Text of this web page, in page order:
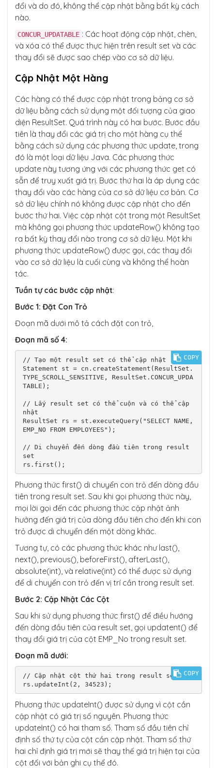
đổi và do đó, không thể cập nhật bằng bất kỳ cách
nào.
CONCUR_UPDATABLE : Các hoạt động cập nhật, chèn,
và xóa có thể được thực hiện trên result set và các
thay đổi sẽ được sao chép vào cơ sở dữ liệu.
Cập Nhật Một Hàng
Các hàng có thể được cập nhật trong bảng cơ sở
dữ liệu bằng cách sử dụng một đối tượng của giao
diện ResultSet. Quá trình này có hai bước. Bước đầu
tiên là thay đổi các giá trị cho một hàng cụ thể
bằng cách sử dụng các phương thức update, trong
đó là một loại dữ liệu Java. Các phương thức
update này tương ứng với các phương thức get có
sẵn để truy xuất giá trị. Bước thứ hai là áp dụng các
thay đổi vào các hàng của cơ sở dữ liệu cơ bản. Cơ
sở dữ liệu chính nó không được cập nhật cho đến
bước thứ hai. Việc cập nhật cột trong một ResultSet
mà không gọi phương thức updateRow() không tạo
ra bất kỳ thay đổi nào trong cơ sở dữ liệu. Một khi
phương thức updateRow() được gọi, các thay đổi
vào cơ sở dữ liệu là cuối cùng và không thể hoàn
tác.
Tuần tự các bước cập nhật:
Bước 1: Đặt Con Trỏ
Đoạn mã dưới mô tả cách đặt con trỏ,
Đoạn mã số 4:
// Tạo một result set có thể cập nhật
Statement st = cn.createStatement(ResultSet.
TYPE_SCROLL_SENSITIVE, ResultSet.CONCUR_UPDA
TABLE);
// Lấy result set có thể cuộn và có thể cập
nhật
ResultSet rs = st.executeQuery("SELECT NAME,
EMP_NO FROM EMPLOYEES");
// Di chuyển đến dòng đầu tiên trong result
set
rs.first();
COPY
Phương thức first() di chuyển con trỏ đến dòng đầu
tiên trong result set. Sau khi gọi phương thức này,
mọi lời gọi đến các phương thức cập nhật ảnh
hưởng đến giá trị của dòng đầu tiên cho đến khi con
trỏ được di chuyển đến một dòng khác.
Tương tự, có các phương thức khác như last(),
next(), previous(), beforeFirst(), afterLast(),
absolute(int), và relative(int) có thể được sử dụng
để di chuyển con trỏ đến vị trí cần trong result set.
Bước 2: Cập Nhật Các Cột
Sau khi sử dụng phương thức first() để điều hướng
đến dòng đầu tiên của result set, gọi updatent() để
thay đổi giá trị của cột EMP_No trong result set.
Đoạn mã dưới:
// Cập nhật cột thứ hai trong result set
rs.updateInt(2, 34523);
COPY
Phương thức updateInt() được sử dụng vì cột cần
cập nhật có giá trị số nguyên. Phương thức
updateInt() có hai tham số. Tham số đầu tiên chỉ
định số thứ tự của cột cần cập nhật. Tham số thứ
hai chỉ định giá trị mới sẽ thay thế giá trị hiện tại của
cột đối với bản ghi cụ thể đó.